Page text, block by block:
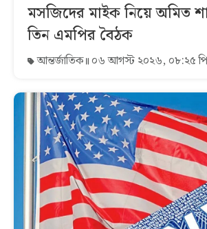
মসজিদের মাইক নিয়ে অমিত
তিন এমপির বৈঠক
আন্তর্জাতিক ০৬ আগস্ট ২০২৬, ০৮:২৫